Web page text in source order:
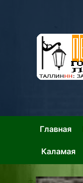
Главная
Каламая